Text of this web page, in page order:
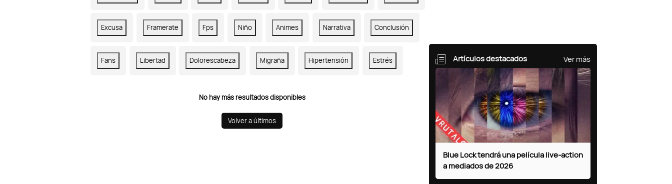
Excusa Framerate Fps Niño Animes Narrativa Conclusión
Fans Libertad Dolorescabeza Migraña Hipertensión Estrés
No hay más resultados disponibles
Volver a últimos
Artículos destacados Ver más
Blue Lock tendrá una película live-action
a mediados de 2026